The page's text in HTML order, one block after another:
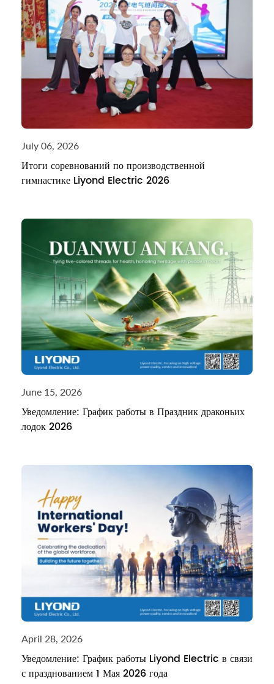
July 06, 2026
Итоги соревнований по производственной
гимнастике Liyond Electric 2026
June 15, 2026
Уведомление: График работы в Праздник драконьих
лодок 2026
April 28, 2026
Уведомление: График работы Liyond Electric в связи
с празднованием 1 Мая 2026 года